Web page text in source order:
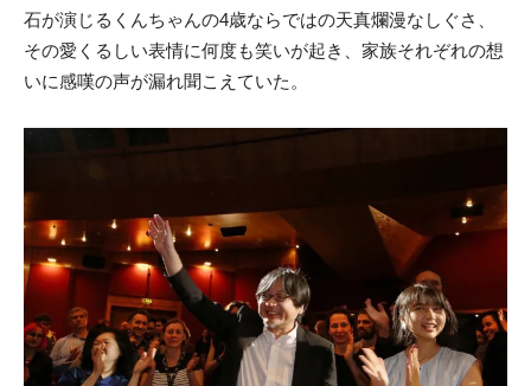
石が演じるくんちゃんの4歳ならではの天真爛漫なしぐさ、
その愛くるしい表情に何度も笑いが起き、家族それぞれの想
いに感嘆の声が漏れ聞こえていた。